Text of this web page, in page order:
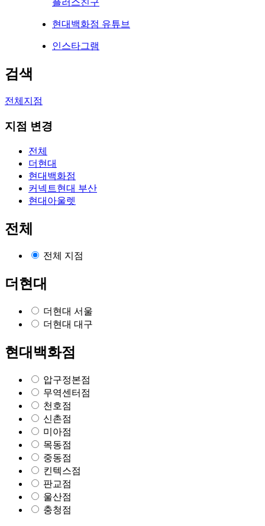
플러스친구
현대백화점 유튜브
인스타그램
검색
전체지점
지점 변경
전체
더현대
현대백화점
커넥트현대 부산
현대아울렛
전체
전체 지점
더현대
더현대 서울
더현대 대구
현대백화점
압구정본점
무역센터점
천호점
신촌점
미아점
목동점
중동점
킨텍스점
판교점
울산점
충청점